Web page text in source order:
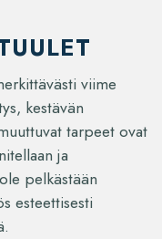
viime
kestävän
tarpeet ovat
ja
pelkästään
esteettisesti